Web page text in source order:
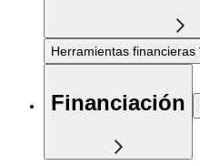
Herramientas financieras
Financiación